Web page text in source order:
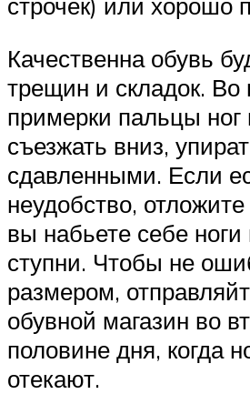
Качественна обувь
трещин и складок. Во
примерки пальцы
съезжать вниз,
сдавленными. Если
неудобство,
вы набьете себе ноги
ступни. Чтобы не
размером,
обувной магазин во
половине дня, когда
отекают.